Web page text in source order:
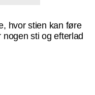
hvor stien kan føre
sti og efterlad